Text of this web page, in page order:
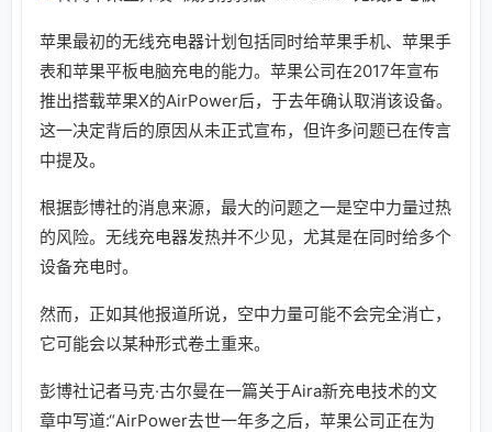
苹果最初的无线充电器计划包括同时给苹果手机、苹果手
表和苹果平板电脑充电的能力。苹果公司在2017年宣布
推出搭载苹果X的AirPower后，于去年确认取消该设备。
这一决定背后的原因从未正式宣布，但许多问题已在传言
中提及。
根据彭博社的消息来源，最大的问题之一是空中力量过热
的风险。无线充电器发热并不少见，尤其是在同时给多个
设备充电时。
然而，正如其他报道所说，空中力量可能不会完全消亡，
它可能会以某种形式卷土重来。
彭博社记者马克·古尔曼在一篇关于Aira新充电技术的文
章中写道:“AirPower去世一年多之后，苹果公司正在为